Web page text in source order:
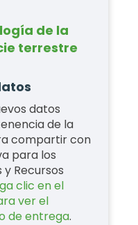
de la
terrestre
datos
de la
compartir con
para los
Recursos
clic en el
ver el
de entrega.